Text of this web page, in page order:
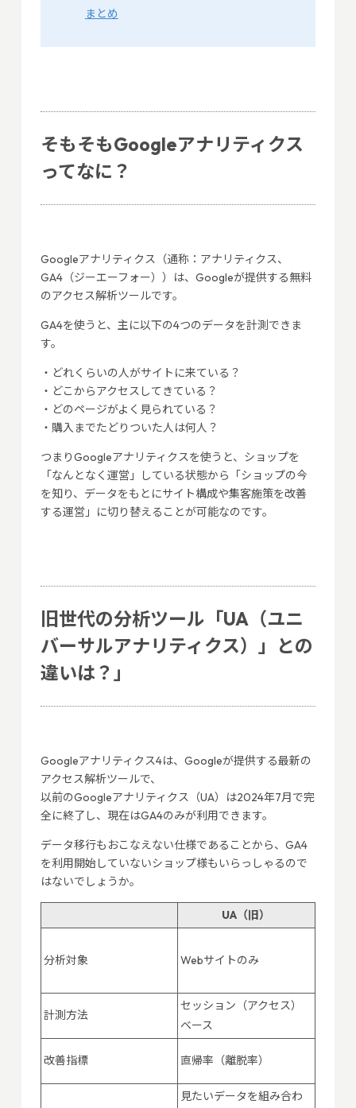
まとめ
そもそもGoogleアナリティクス
ってなに？
Googleアナリティクス（通称：アナリティクス、
GA4（ジーエーフォー））は、Googleが提供する無料
のアクセス解析ツールです。
GA4を使うと、主に以下の4つのデータを計測できま
す。
・どれくらいの人がサイトに来ている？
・どこからアクセスしてきている？
・どのページがよく見られている？
・購入までたどりついた人は何人？
つまりGoogleアナリティクスを使うと、ショップを
「なんとなく運営」している状態から「ショップの今
を知り、データをもとにサイト構成や集客施策を改善
する運営」に切り替えることが可能なのです。
旧世代の分析ツール「UA（ユニ
バーサルアナリティクス）」との
違いは？」
Googleアナリティクス4は、Googleが提供する最新の
アクセス解析ツールで、
以前のGoogleアナリティクス（UA）は2024年7月で完
全に終了し、現在はGA4のみが利用できます。
データ移行もおこなえない仕様であることから、GA4
を利用開始していないショップ様もいらっしゃるので
はないでしょうか。
UA（旧）
分析対象 Webサイトのみ
計測方法
セッション（アクセス）
ベース
改善指標 直帰率（離脱率）
見たいデータを組み合わ